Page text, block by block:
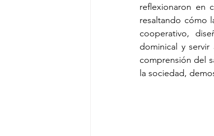
reflexionaron en
resaltando cómo
cooperativo,
dominical y
comprensión del
la sociedad,